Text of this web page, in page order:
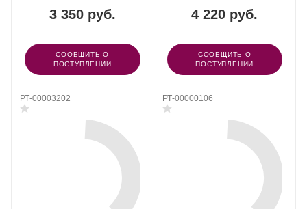
3 350 руб.
СООБЩИТЬ О
ПОСТУПЛЕНИИ
4 220 руб.
СООБЩИТЬ О
ПОСТУПЛЕНИИ
РТ-00003202 РТ-00000106